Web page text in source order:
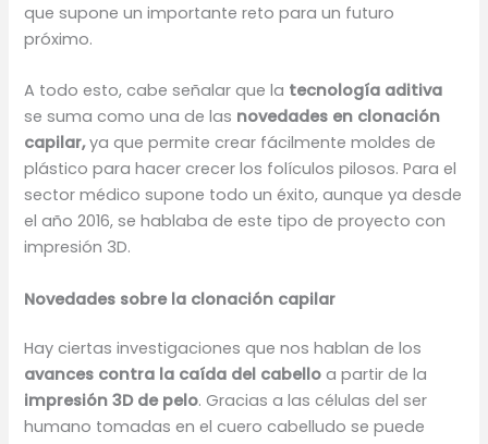
que supone un importante reto para un futuro
próximo.
A todo esto, cabe señalar que la tecnología aditiva
se suma como una de las novedades en clonación
capilar,ya que permite crear fácilmente moldes de
plástico para hacer crecer los folículos pilosos. Para el
sector médico supone todo un éxito, aunque ya desde
el año 2016, se hablaba de este tipo de proyecto con
impresión 3D.
Novedades sobre la clonación capilar
Hay ciertas investigaciones que nos hablan de los
avances contra la caída del cabello a partir de la
impresión 3D de pelo. Gracias a las células del ser
humano tomadas en el cuero cabelludo se puede